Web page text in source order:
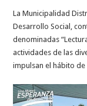
La Municipalidad
Desarrollo Social,
denominadas
actividades de las
impulsan el hábito de